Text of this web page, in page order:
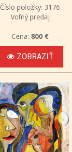
Číslo položky: 3176
Voľný predaj
Cena: 800 €
ZOBRAZIŤ